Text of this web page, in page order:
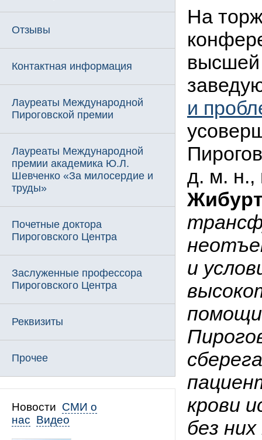
Отзывы
Контактная информация
Лауреаты Международной
Пироговской премии
Лауреаты Международной
премии академика Ю.Л.
Шевченко «За милосердие и
труды»
Почетные доктора
Пироговского Центра
Заслуженные профессора
Пироговского Центра
Реквизиты
Прочее
Новости СМИ о
нас Видео
На
высшей
и
д. м.
и
помощи
крови
без